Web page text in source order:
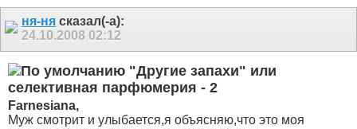
13
ня-ня сказал(-а):
24.10.2008 02:12
"Другие запахи" или
селективная парфюмерия - 2
Farnesiana,
Муж смотрит и улыбается,я объясняю,что это моя